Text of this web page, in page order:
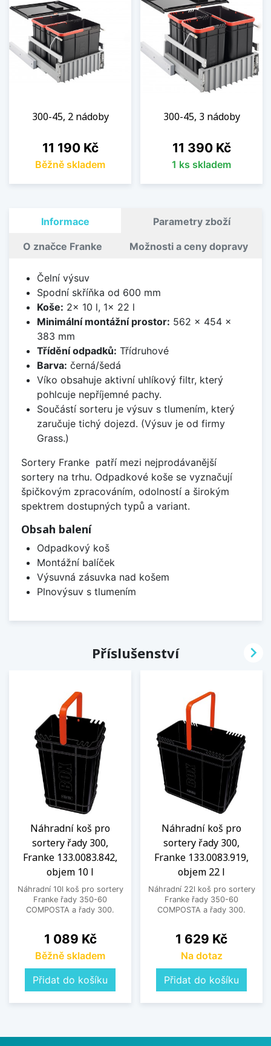
300-45, 2 nádoby
Cena
11 190 Kč
Běžně skladem
300-45, 3 nádoby
Cena
11 390 Kč
1 ks skladem
Informace Parametry zboží
O značce Franke Možnosti a ceny dopravy
Čelní výsuv
Spodní skříňka od 600 mm
Koše: 2x 10 l, 1x 22 l
Minimální montážní prostor: 562 x 454 x
383 mm
Třídění odpadků: Třídruhové
Barva: černá/šedá
Víko obsahuje aktivní uhlíkový filtr, který
pohlcuje nepříjemné pachy.
Součástí sorteru je výsuv s tlumením, který
zaručuje tichý dojezd. (Výsuv je od firmy
Grass.)
Sortery Franke patří mezi nejprodávanější
sortery na trhu. Odpadkové koše se vyznačují
špičkovým zpracováním, odolností a širokým
spektrem dostupných typů a variant.
Obsah balení
Odpadkový koš
Montážní balíček
Výsuvná zásuvka nad košem
Plnovýsuv s tlumením
Příslušenství
Náhradní koš pro
sortery řady 300,
Franke 133.0083.842,
objem 10 l
Náhradní 10l koš pro sortery
Franke řady 350-60
COMPOSTA a řady 300.
Cena
1 089 Kč
Běžně skladem
Přidat do košíku
Náhradní koš pro
sortery řady 300,
Franke 133.0083.919,
objem 22 l
Náhradní 22l koš pro sortery
Franke řady 350-60
COMPOSTA a řady 300.
Cena
1 629 Kč
Na dotaz
Přidat do košíku
